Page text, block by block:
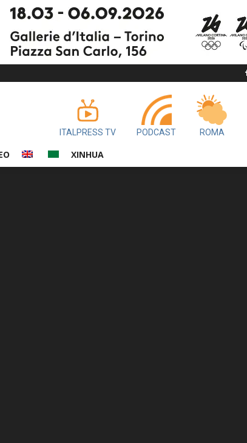
ITALPRESS TV PODCAST ROMA
XINHUA